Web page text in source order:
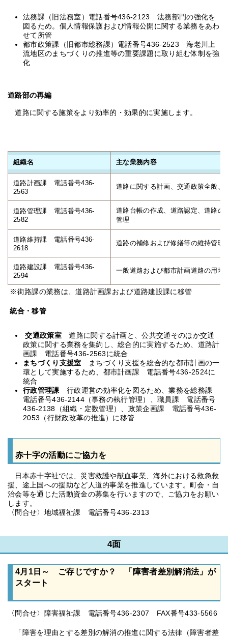
法務課（旧法務室）電話番号436-2123 法務部門の強化を
図るため。個人情報保護および情報公開に関する業務をあわ
せて所管
都市政策課（旧都市総務課）電話番号436-2523 海老川上
流地区のまちづくりの推進等の重要課題に取り組む体制を強
化
道路部の再編
道路に関する施策をより効率的・効果的に実施します。
組織名 主な業務内容
道路計画課 電話番号436-
2563
道路に関する計画、交通政策全般、
道路管理課 電話番号436-
2582
道路台帳の作成、道路認定、道路
管理
道路維持課 電話番号436-
2618
道路の補修および修繕等の維持管理
道路建設課 電話番号436-
2594
一般道路および都市計画道路の用地
※街路課の業務は、道路計画課および道路建設課に移管
統合・移管
交通政策室道路に関する計画と、公共交通そのほか交通
政策に関する業務を集約し、総合的に実施するため、道路計
画課 電話番号436-2563に統合
まちづくり支援室 まちづくり支援を総合的な都市計画の一
環として実施するため、都市計画課 電話番号436-2524に
統合
行政管理課 行政運営の効率化を図るため、業務を総務課
電話番号436-2144（事務の執行管理）、職員課 電話番号
436-2138（組織・定数管理）、政策企画課 電話番号436-
2053（行財政改革の推進）に移管
赤十字の活動にご協力を
日本赤十字社では、災害救護や献血事業、海外における救急救
援、途上国への援助など人道的事業を推進しています。町会・自
治会等を通じた活動資金の募集を行いますので、ご協力をお願い
します。
〈問合せ〉地域福祉課 電話番号436-2313
4面
4月1日～ ご存じですか？ 「障害者差別解消法」が
スタート
〈問合せ〉障害福祉課 電話番号436-2307 FAX番号433-5566
「障害を理由とする差別の解消の推進に関する法律（障害者差